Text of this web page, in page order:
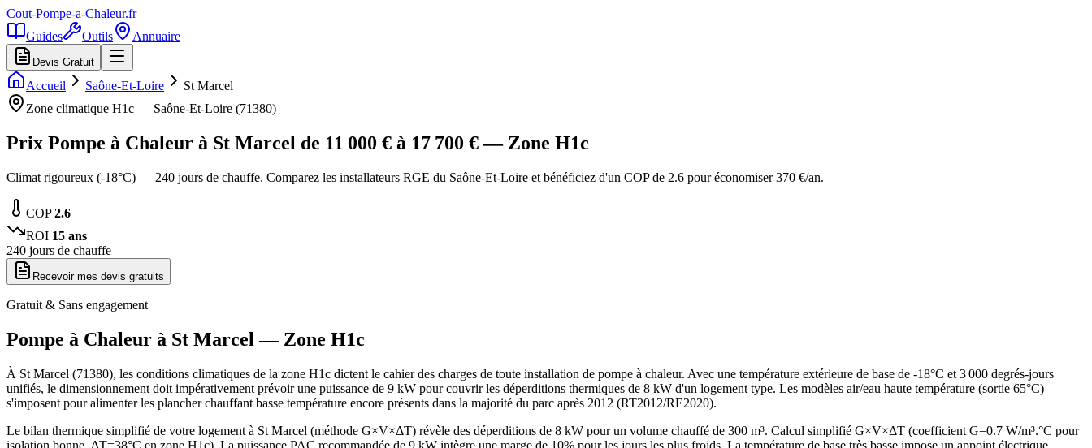
Cout-Pompe-a-Chaleur.fr
Guides
Outils Annuaire
Devis Gratuit
Accueil Saône-Et-Loire
St Marcel
Zone climatique H1c — Saône-Et-Loire (71380)
Prix Pompe à Chaleur à St Marcel de 11 000 € à 17 700 € — Zone H1c
Climat rigoureux (-18°C) — 240 jours de chauffe. Comparez les installateurs RGE du Saône-Et-Loire et bénéficiez d'un COP de 2.6 pour économiser 370 €/an.
COP2.6
ROI 15 ans
240 jours de chauffe
Recevoir mes devis gratuits
Gratuit & Sans engagement
Pompe à Chaleur à St Marcel — Zone H1c
À St Marcel (71380), les conditions climatiques de la zone H1c dictent le cahier des charges de toute installation de pompe à chaleur. Avec une température extérieure de base de -18°C et 3 000 degrés-jours
unifiés, le dimensionnement doit impérativement prévoir une puissance de 9 kW pour couvrir les déperditions thermiques de 8 kW d'un logement type. Les modèles air/eau haute température (sortie 65°C)
s'imposent pour alimenter les plancher chauffant basse température encore présents dans la majorité du parc après 2012 (RT2012/RE2020).
Le bilan thermique simplifié de votre logement à St Marcel (méthode G×V×ΔT) révèle des déperditions de 8 kW pour un volume chauffé de 300 m³. Calcul simplifié G×V×ΔT (coefficient G=0.7 W/m³.°C pour
isolation bonne, ΔT=38°C en zone H1c). La puissance PAC recommandée de 9 kW intègre une marge de 10% pour les jours les plus froids. La température de base très basse impose un appoint électrique